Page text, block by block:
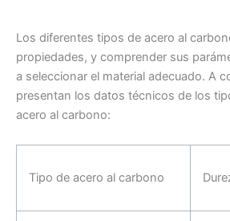
Los diferentes tipos de acero al
propiedades, y comprender sus
a seleccionar el material adecuado. A
presentan los datos técnicos de los
acero al carbono:
Tipo de acero al carbono